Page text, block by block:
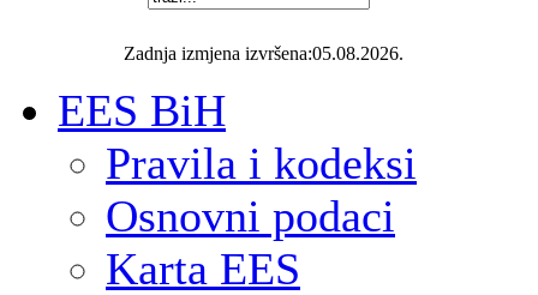
Zadnja izmjena izvršena:05.08.2026.
EES BiH
Pravila i kodeksi
Osnovni podaci
Karta EES